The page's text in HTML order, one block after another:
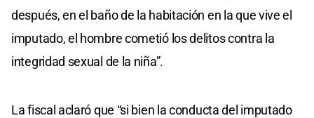
después, en el baño de la habitación en la que vive el
imputado, el hombre cometió los delitos contra la
integridad sexual de la niña”.
La fiscal aclaró que “si bien la conducta del imputado